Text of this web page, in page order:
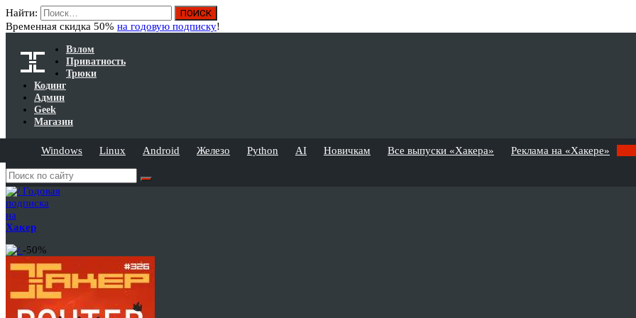
Найти:
Временная скидка 50% на годовую подписку!
Взлом
Приватность
Трюки
Кодинг
Админ
Geek
Магазин
Windows Linux Android Железо Python AI Новичкам Все выпуски «Хакера» Реклама на «Хакере»
Годовая
подписка
на
Хакер
-50%